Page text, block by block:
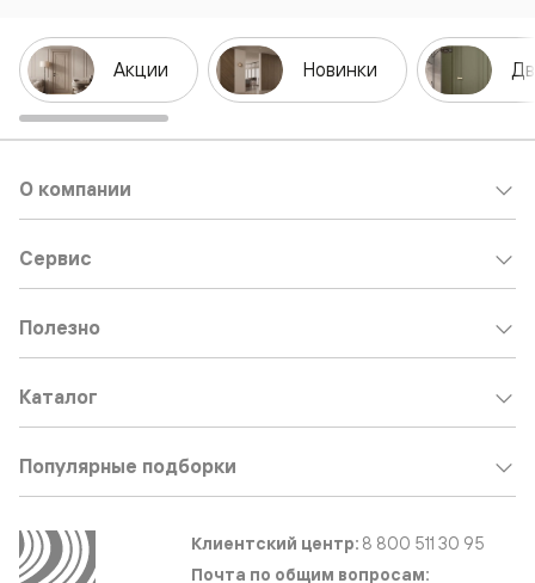
Акции Новинки
О компании
Сервис
Полезно
Каталог
Популярные подборки
Клиентский центр: 8 800 511 30 95
Почта по общим вопросам: